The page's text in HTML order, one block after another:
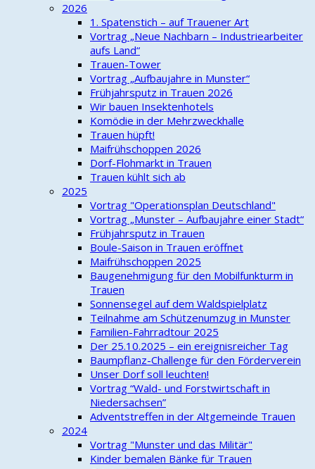
2026
1. Spatenstich – auf Trauener Art
Vortrag „Neue Nachbarn – Industriearbeiter
aufs Land“
Trauen-Tower
Vortrag „Aufbaujahre in Munster“
Frühjahrsputz in Trauen 2026
Wir bauen Insektenhotels
Komödie in der Mehrzweckhalle
Trauen hüpft!
Maifrühschoppen 2026
Dorf-Flohmarkt in Trauen
Trauen kühlt sich ab
2025
Vortrag "Operationsplan Deutschland"
Vortrag „Munster – Aufbaujahre einer Stadt“
Frühjahrsputz in Trauen
Boule-Saison in Trauen eröffnet
Maifrühschoppen 2025
Baugenehmigung für den Mobilfunkturm in
Trauen
Sonnensegel auf dem Waldspielplatz
Teilnahme am Schützenumzug in Munster
Familien-Fahrradtour 2025
Der 25.10.2025 – ein ereignisreicher Tag
Baumpflanz-Challenge für den Förderverein
Unser Dorf soll leuchten!
Vortrag “Wald- und Forstwirtschaft in
Niedersachsen”
Adventstreffen in der Altgemeinde Trauen
2024
Vortrag "Munster und das Militär"
Kinder bemalen Bänke für Trauen